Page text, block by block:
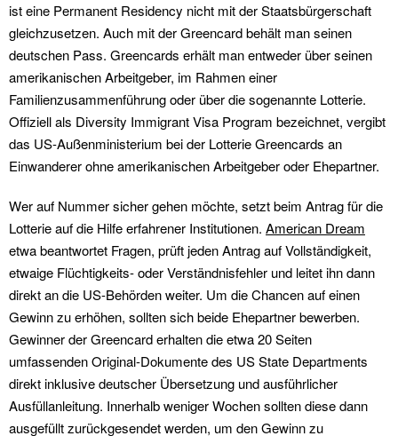
ist eine Permanent Residency nicht mit der Staatsbürgerschaft
gleichzusetzen. Auch mit der Greencard behält man seinen
deutschen Pass. Greencards erhält man entweder über seinen
amerikanischen Arbeitgeber, im Rahmen einer
Familienzusammenführung oder über die sogenannte Lotterie.
Offiziell als Diversity Immigrant Visa Program bezeichnet, vergibt
das US-Außenministerium bei der Lotterie Greencards an
Einwanderer ohne amerikanischen Arbeitgeber oder Ehepartner.
Wer auf Nummer sicher gehen möchte, setzt beim Antrag für die
Lotterie auf die Hilfe erfahrener Institutionen. American Dream
etwa beantwortet Fragen, prüft jeden Antrag auf Vollständigkeit,
etwaige Flüchtigkeits- oder Verständnisfehler und leitet ihn dann
direkt an die US-Behörden weiter. Um die Chancen auf einen
Gewinn zu erhöhen, sollten sich beide Ehepartner bewerben.
Gewinner der Greencard erhalten die etwa 20 Seiten
umfassenden Original-Dokumente des US State Departments
direkt inklusive deutscher Übersetzung und ausführlicher
Ausfüllanleitung. Innerhalb weniger Wochen sollten diese dann
ausgefüllt zurückgesendet werden, um den Gewinn zu